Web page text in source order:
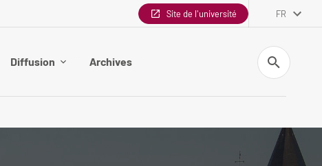
Site de l'université FR
Diffusion Archives
Recherche